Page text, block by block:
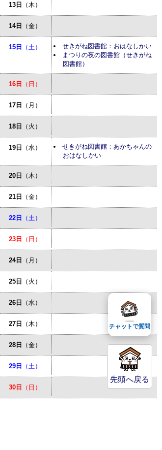
13日 （木）
14日 （金）
15日 （土）
せきがね図書館：おはなしかい
まつりの夜の図書館（せきがね
図書館）
16日 （日）
17日 （月）
18日 （火）
19日 （水）
せきがね図書館：あかちゃんの
おはなしかい
20日 （木）
21日 （金）
22日 （土）
23日 （日）
24日 （月）
25日 （火）
26日 （水）
27日 （木）
28日 （金）
29日 （土）
30日 （日）
先頭へ戻る
チャットで質問